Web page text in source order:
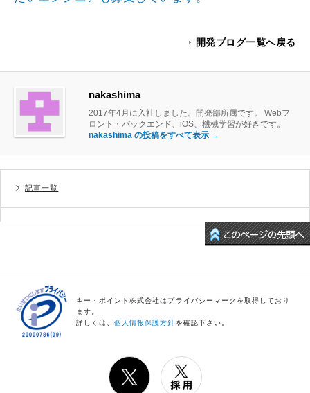
開発ブログ一覧へ戻る
nakashima
2017年4月に入社しました。開発部所属です。 Webフ
ロント・バックエンド、iOS、機械学習が好きです。
nakashima の投稿をすべて表示 →
記事一覧
キー・ポイント株式会社はプライバシーマークを取得しており
ます。
詳しくは、個人情報保護方針 を確認下さい。